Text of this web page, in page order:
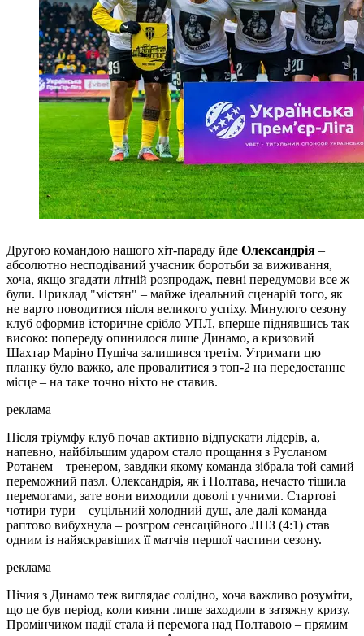
Другою командою нашого хіт-параду йде Олександрія –
абсолютно несподіваний учасник боротьби за виживання,
хоча, якщо згадати літній розпродаж, певні передумови все ж
були. Приклад "містян" – майже ідеальний сценарій того, як
не варто поводитися після великого успіху. Минулого сезону
клуб оформив історичне срібло УПЛ, вперше піднявшись так
високо: попереду опинилося лише Динамо, а кризовий
Шахтар Маріно Пушіча залишився третім. Утримати цю
планку було важко, але провалитися з топ-2 на передостаннє
місце – на таке точно ніхто не ставив.
реклама
Після тріумфу клуб почав активно відпускати лідерів, а,
напевно, найбільшим ударом стало прощання з Русланом
Ротанем – тренером, завдяки якому команда зібрала той самий
переможний пазл. Олександрія, як і Полтава, нечасто тішила
перемогами, зате вони виходили доволі гучними. Стартові
чотири тури – суцільний холодний душ, але далі команда
раптово вибухнула – розгром сенсаційного ЛНЗ (4:1) став
одним із найяскравіших її матчів першої частини сезону.
реклама
Нічия з Динамо теж виглядає солідно, хоча важливо розуміти,
що це був період, коли кияни лише заходили в затяжну кризу.
Промінчиком надії стала й перемога над Полтавою – прямим